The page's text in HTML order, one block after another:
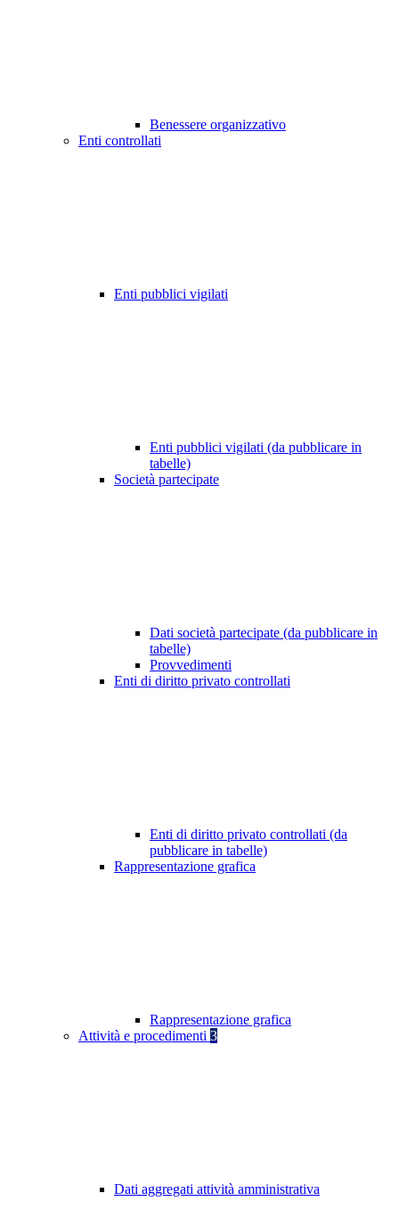
Benessere organizzativo
Enti controllati
Enti pubblici vigilati
Enti pubblici vigilati (da pubblicare in
tabelle)
Società partecipate
Dati società partecipate (da pubblicare in
tabelle)
Provvedimenti
Enti di diritto privato controllati
Enti di diritto privato controllati (da
pubblicare in tabelle)
Rappresentazione grafica
Rappresentazione grafica
Attività e procedimenti 3
Dati aggregati attività amministrativa